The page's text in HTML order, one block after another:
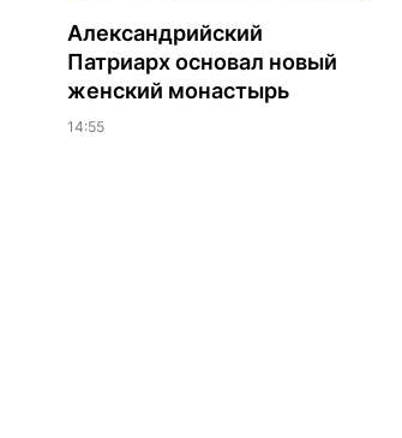
Александрийский
Патриарх основал новый
женский монастырь
14:55